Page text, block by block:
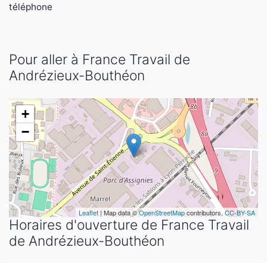
téléphone
Pour aller à France Travail de
Andrézieux-Bouthéon
+
−
Leaflet | Map data ©OpenStreetMapcontributors,CC-BY-SA
Horaires d'ouverture de France Travail
de Andrézieux-Bouthéon